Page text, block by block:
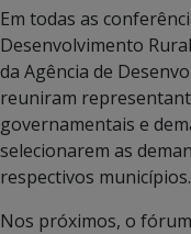
Em todas as
Desenvolvimento
da Agência de
reuniram
governamentais e
selecionarem as
respectivos municípios.
Nos próximos, o